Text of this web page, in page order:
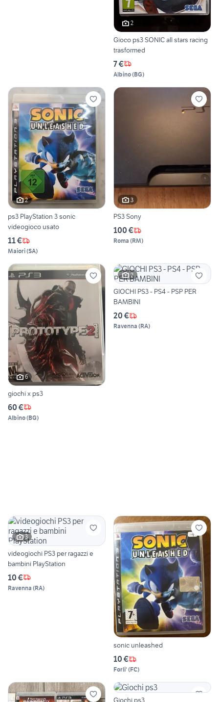
2
Gioco ps3 SONIC all stars racing
trasformed
7 €
Albino(BG)
2
ps3 PlayStation 3 sonic
videogioco usato
11 €
Maiori(SA)
3
PS3 Sony
100 €
Roma (RM)
6
giochi x ps3
60 €
Albino(BG)
2
GIOCHI PS3 - PS4 - PSP PER
BAMBINI
20 €
Ravenna (RA)
3
videogiochi PS3 per ragazzi e
bambini PlayStation
10 €
Ravenna (RA)
sonic unleashed
10 €
Forli' (FC)
Giochi ps3